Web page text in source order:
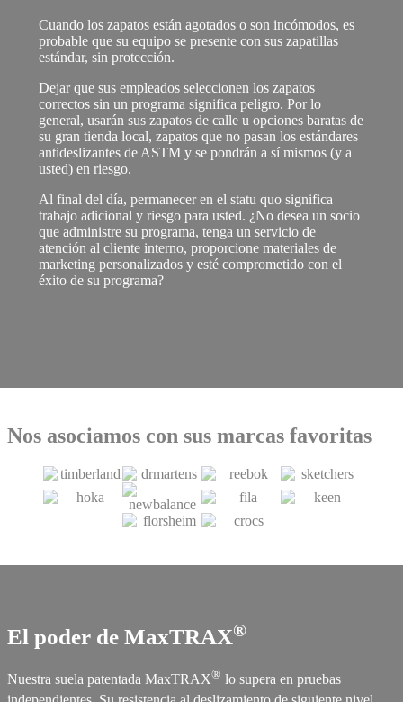
Cuando los zapatos están agotados o son incómodos, es
probable que su equipo se presente con sus zapatillas
estándar, sin protección.
Dejar que sus empleados seleccionen los zapatos
correctos sin un programa significa peligro. Por lo
general, usarán sus zapatos de calle u opciones baratas de
su gran tienda local, zapatos que no pasan los estándares
antideslizantes de ASTM y se pondrán a sí mismos (y a
usted) en riesgo.
Al final del día, permanecer en el statu quo significa
trabajo adicional y riesgo para usted. ¿No desea un socio
que administre su programa, tenga un servicio de
atención al cliente interno, proporcione materiales de
marketing personalizados y esté comprometido con el
éxito de su programa?
Nos asociamos con sus marcas favoritas
El poder de MaxTRAX®
Nuestra suela patentada MaxTRAX® lo supera en pruebas